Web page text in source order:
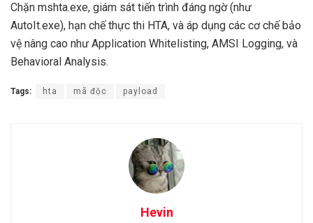
Chặn mshta.exe, giám sát tiến trình đáng ngờ (như
AutoIt.exe), hạn chế thực thi HTA, và áp dụng các cơ chế bảo
vệ nâng cao như Application Whitelisting, AMSI Logging, và
Behavioral Analysis.
Tags: hta mã độc payload
Hevin